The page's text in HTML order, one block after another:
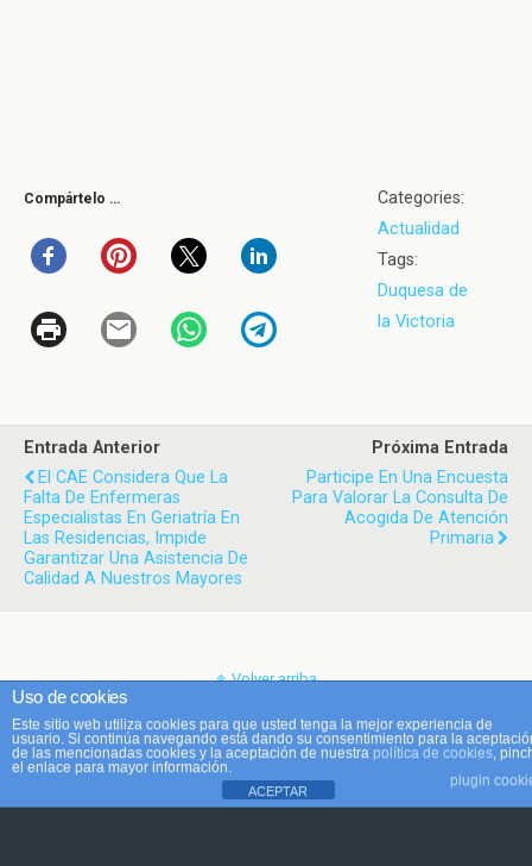
Compártelo …
Categories:
Actualidad
Tags:
Duquesa de
la Victoria
Entrada Anterior
El CAE Considera Que La
Falta De Enfermeras
Especialistas En Geriatría En
Las Residencias, Impide
Garantizar Una Asistencia De
Calidad A Nuestros Mayores
Próxima Entrada
Participe En Una Encuesta
Para Valorar La Consulta De
Acogida De Atención
Primaria
Volver arriba
Móvil Escritorio
Uso de cookies
Este sitio web utiliza cookies para que usted tenga la mejor experiencia de
usuario. Si continúa navegando está dando su consentimiento para la
de las mencionadas cookies y la aceptación de nuestra política de cookies ,
el enlace para mayor información.
plugin
ACEPTAR